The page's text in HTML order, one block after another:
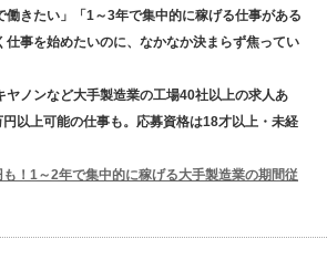
働きたい」「1～3年で集中的に稼げる仕事がある
仕事を始めたいのに、なかなか決まらず焦ってい
ヤノンなど大手製造業の工場40社以上の求人あ
以上可能の仕事も。応募資格は18才以上・未経
！1～2年で集中的に稼げる大手製造業の期間従